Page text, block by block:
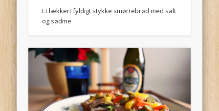
Et lækkert fyldigt stykke smørrebrød med salt
og sødme